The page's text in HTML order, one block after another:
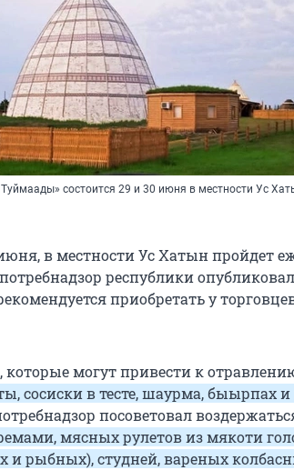
состоится 29 и 30 июня в местности Ус
в местности Ус Хатын пройдет
республики
приобретать у
могут привести к
сосиски в тесте, шаурма, быырпах
посоветовал
мясных рулетов из мякоти
рыбных), студней, вареных